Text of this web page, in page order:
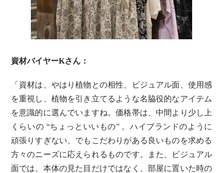
資材バイヤーKさん：
「資材は、やはり植物との相性、ビジュアル面、使用感
を重視し、植物を引き立てるような名脇役的なアイテム
を意識的に選んでいますね。価格帯は、中間より少し上
くらいの “ちょっといいもの” 。ハイブランドのように
頑張りすぎない、でもこだわりがある良いものを求める
方々のニーズに応えられるものです。また、ビジュアル
面では、本体の見た目だけではなく、部屋に置いた時の